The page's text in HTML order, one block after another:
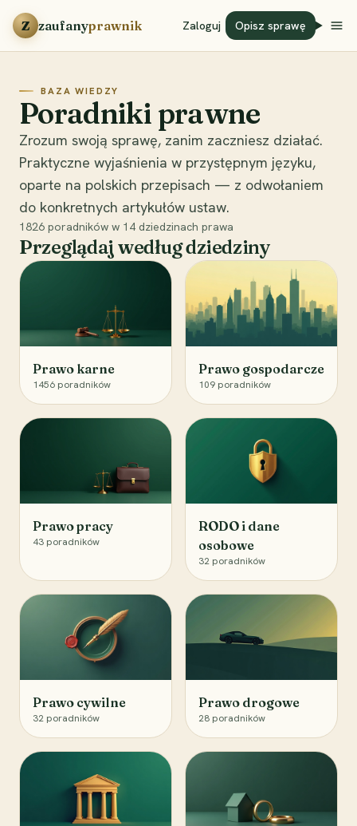
Przejdź do treści
Z zaufanyprawnik Zaloguj Opisz sprawę
BAZA WIEDZY
Poradniki prawne
Zrozum swoją sprawę, zanim zaczniesz działać.
Praktyczne wyjaśnienia w przystępnym języku,
oparte na polskich przepisach — z odwołaniem
do konkretnych artykułów ustaw.
1826 poradników w 14 dziedzinach prawa
Przeglądaj według dziedziny
Prawo karne
1456 poradników
Prawo gospodarcze
109 poradników
Prawo pracy
43 poradników
RODO i dane
osobowe
32 poradników
Prawo cywilne
32 poradników
Prawo drogowe
28 poradników